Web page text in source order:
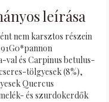
leírása
nem karsztos részein
val és Carpinus betulus-
tölgyesek (8%),
Quercus
és szurdokerdők